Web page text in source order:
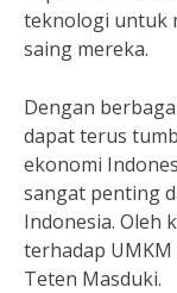
teknologi untuk
saing mereka.
Dengan
dapat terus
ekonomi
sangat penting
Indonesia. Oleh
terhadap
Teten Masduki.